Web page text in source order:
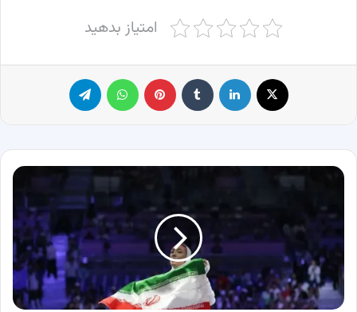
امتیاز بدهید
لینکدین ‫تامبلر پینترست
مبینا
موفق
به
کسب
مدال
برنزه
المپیک